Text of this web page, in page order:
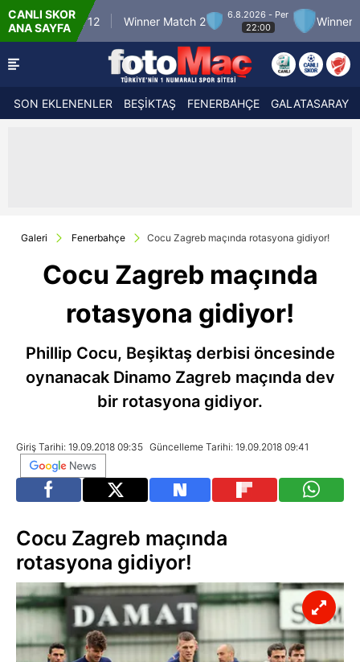
CANLI SKOR
ANA SAYFA
12 Winner Match 2
6.8.2026 - Per
22:00
Winner Match 3
SON EKLENENLER BEŞİKTAŞ FENERBAHÇE GALATASARAY
Galeri Fenerbahçe Cocu Zagreb maçında rotasyona gidiyor!
Cocu Zagreb maçında
rotasyona gidiyor!
Phillip Cocu, Beşiktaş derbisi öncesinde
oynanacak Dinamo Zagreb maçında dev
bir rotasyona gidiyor.
Giriş Tarihi: 19.09.2018 09:35 Güncelleme Tarihi: 19.09.2018 09:41
Cocu Zagreb maçında
rotasyona gidiyor!